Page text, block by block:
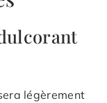
légèrement